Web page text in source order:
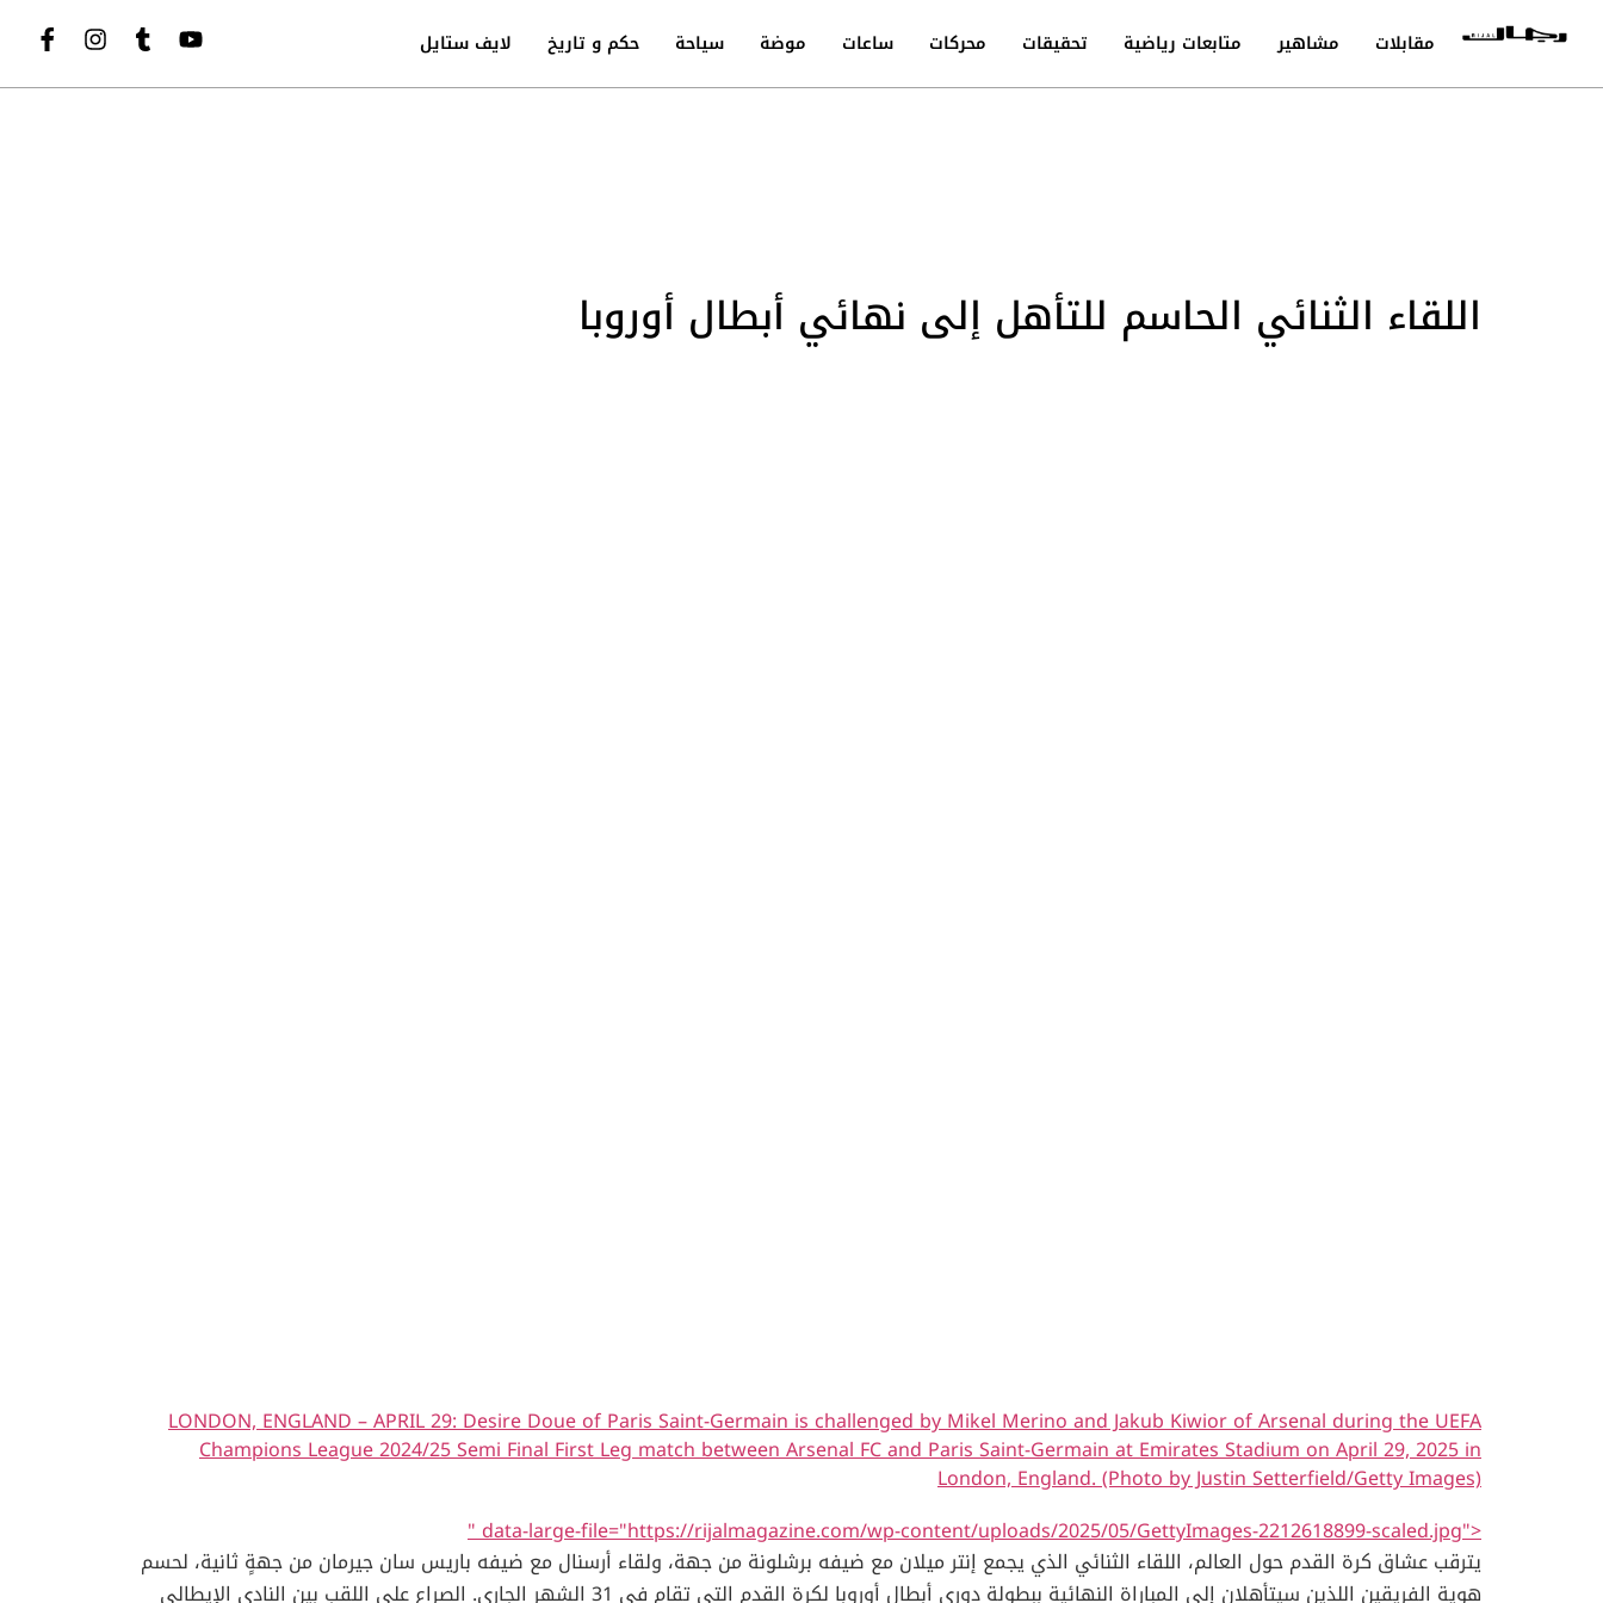
لايف ستايل حكم و تاريخ سياحة موضة ساعات محركات تحقيقات متابعات رياضية مشاهير مقابلات
اللقاء الثنائي الحاسم للتأهل إلى نهائي أبطال أوروبا
LONDON, ENGLAND – APRIL 29: Desire Doue of Paris Saint-Germain is challenged by Mikel Merino and Jakub Kiwior of Arsenal during the UEFA
Champions League 2024/25 Semi Final First Leg match between Arsenal FC and Paris Saint-Germain at Emirates Stadium on April 29, 2025 in
London, England. (Photo by Justin Setterfield/Getty Images)
" data-large-file="https://rijalmagazine.com/wp-content/uploads/2025/05/GettyImages-2212618899-scaled.jpg">
يترقب عشاق كرة القدم حول العالم، اللقاء الثنائي الذي يجمع إنتر ميلان مع ضيفه برشلونة من جهة، ولقاء أرسنال مع ضيفه باريس سان جيرمان من جهةٍ ثانية، لحسم
هوية الفريقين اللذين سيتأهلان إلى المباراة النهائية ببطولة دوري أبطال أوروبا لكرة القدم التي تقام في 31 الشهر الجاري. الصراع على اللقب بين النادي الإيطالي